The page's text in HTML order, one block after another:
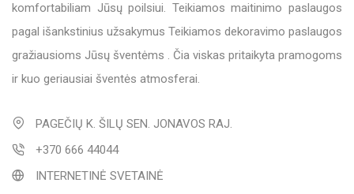
komfortabiliam Jūsų poilsiui. Teikiamos maitinimo paslaugos
pagal išankstinius užsakymus Teikiamos dekoravimo paslaugos
gražiausioms Jūsų šventėms . Čia viskas pritaikyta pramogoms
ir kuo geriausiai šventės atmosferai.
PAGEČIŲ K. ŠILŲ SEN. JONAVOS RAJ.
+370 666 44044
INTERNETINĖ SVETAINĖ